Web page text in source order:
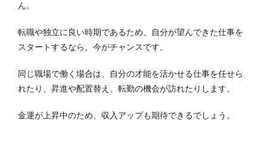
ん。
転職や独立に良い時期であるため、自分が望んできた仕事を
スタートするなら、今がチャンスです。
同じ職場で働く場合は、自分の才能を活かせる仕事を任せら
れたり、昇進や配置替え、転勤の機会が訪れたりします。
金運が上昇中のため、収入アップも期待できるでしょう。